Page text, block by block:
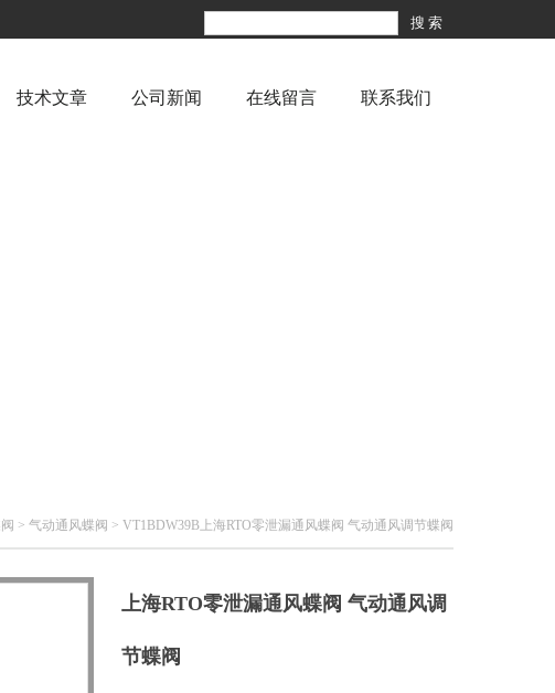
技术文章 公司新闻 在线留言 联系我们
> 气动通风蝶阀 > VT1BDW39B上海RTO零泄漏通风蝶阀 气动通风调节蝶阀
上海RTO零泄漏通风蝶阀 气动通风调
节蝶阀